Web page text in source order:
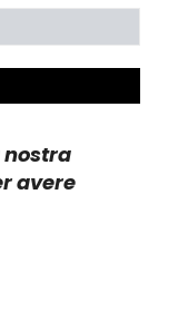
nostra
avere